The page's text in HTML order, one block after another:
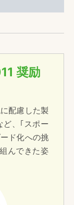
奨励
配慮した製
ど、｢スポー
ド化への挑
んできた姿